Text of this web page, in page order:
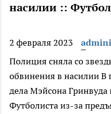
насилии ::
2 февраля 2023
Полиция сняла со
обвинения в насилииВ
дела Мэйсона Гринвуда
Футболиста из-за